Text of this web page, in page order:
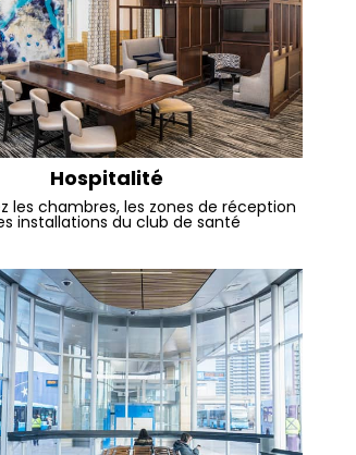
Hospitalité
les chambres, les zones de réception
installations du club de santé